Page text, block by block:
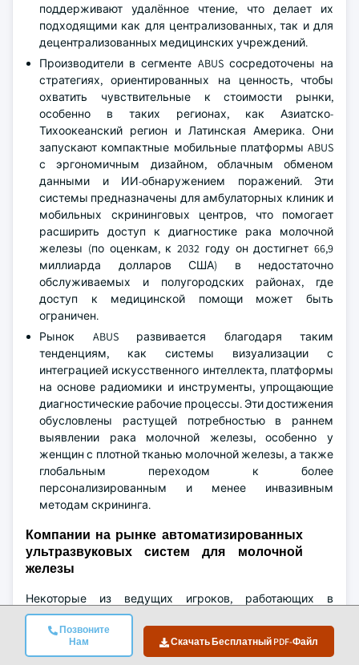
Позвоните
Нам
Скачать Бесплатный PDF-Файл
поддерживают удалённое чтение, что делает их
подходящими как для централизованных, так и для
децентрализованных медицинских учреждений.
Производители в сегменте ABUS сосредоточены на
стратегиях, ориентированных на ценность, чтобы
охватить чувствительные к стоимости рынки,
особенно в таких регионах, как Азиатско-
Тихоокеанский регион и Латинская Америка. Они
запускают компактные мобильные платформы ABUS
с эргономичным дизайном, облачным обменом
данными и ИИ-обнаружением поражений. Эти
системы предназначены для амбулаторных клиник и
мобильных скрининговых центров, что помогает
расширить доступ к диагностике рака молочной
железы (по оценкам, к 2032 году он достигнет 66,9
миллиарда долларов США) в недостаточно
обслуживаемых и полугородских районах, где
доступ к медицинской помощи может быть
ограничен.
Рынок ABUS развивается благодаря таким
тенденциям, как системы визуализации с
интеграцией искусственного интеллекта, платформы
на основе радиомики и инструменты, упрощающие
диагностические рабочие процессы. Эти достижения
обусловлены растущей потребностью в раннем
выявлении рака молочной железы, особенно у
женщин с плотной тканью молочной железы, а также
глобальным переходом к более
персонализированным и менее инвазивным
методам скрининга.
Компании на рынке автоматизированных
ультразвуковых систем для молочной
железы
Некоторые из ведущих игроков, работающих в
индустрии автоматизированных ультразвуковых
систем для молочной железы, включают: